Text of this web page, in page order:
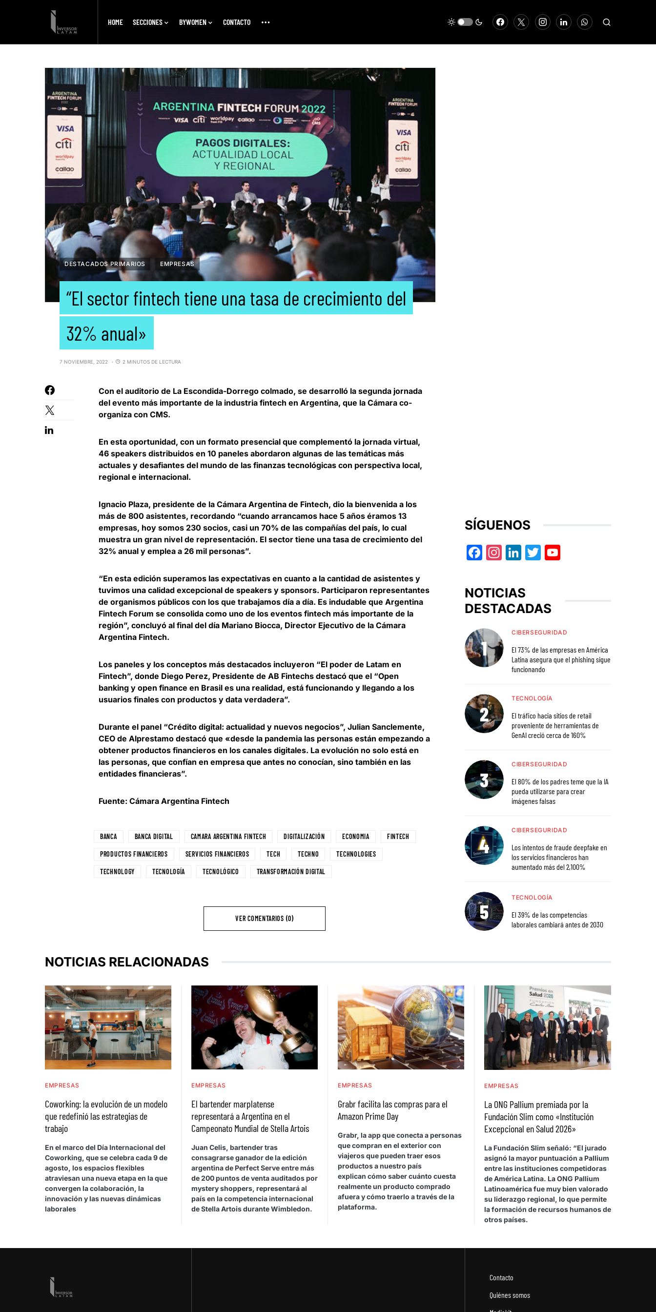
HOME SECCIONES BYWOMEN CONTACTO
DESTACADOS PRIMARIOS EMPRESAS
“El sector fintech tiene una tasa de crecimiento del
32% anual»
7 NOVIEMBRE, 2022 2 MINUTOS DE LECTURA
Con el auditorio de La Escondida-Dorrego colmado, se desarrolló la segunda jornada
del evento más importante de la industria fintech en Argentina, que la Cámara co-
organiza con CMS.
En esta oportunidad, con un formato presencial que complementó la jornada virtual,
46 speakers distribuidos en 10 paneles abordaron algunas de las temáticas más
actuales y desafiantes del mundo de las finanzas tecnológicas con perspectiva local,
regional e internacional.
Ignacio Plaza, presidente de la Cámara Argentina de Fintech, dio la bienvenida a los
más de 800 asistentes, recordando “cuando arrancamos hace 5 años éramos 13
empresas, hoy somos 230 socios, casi un 70% de las compañías del país, lo cual
muestra un gran nivel de representación. El sector tiene una tasa de crecimiento del
32% anual y emplea a 26 mil personas”.
“En esta edición superamos las expectativas en cuanto a la cantidad de asistentes y
tuvimos una calidad excepcional de speakers y sponsors. Participaron representantes
de organismos públicos con los que trabajamos día a día. Es indudable que Argentina
Fintech Forum se consolida como uno de los eventos fintech más importante de la
región”, concluyó al final del día Mariano Biocca, Director Ejecutivo de la Cámara
Argentina Fintech.
Los paneles y los conceptos más destacados incluyeron “El poder de Latam en
Fintech”, donde Diego Perez, Presidente de AB Fintechs destacó que el “Open
banking y open finance en Brasil es una realidad, está funcionando y llegando a los
usuarios finales con productos y data verdadera”.
Durante el panel “Crédito digital: actualidad y nuevos negocios”, Julian Sanclemente,
CEO de Alprestamo destacó que «desde la pandemia las personas están empezando a
obtener productos financieros en los canales digitales. La evolución no solo está en
las personas, que confían en empresa que antes no conocían, sino también en las
entidades financieras”.
Fuente: Cámara Argentina Fintech
BANCA BANCA DIGITAL CAMARA ARGENTINA FINTECH DIGITALIZACIÓN ECONOMIA FINTECH
PRODUCTOS FINANCIEROS SERVICIOS FINANCIEROS TECH TECHNO TECHNOLOGIES
TECHNOLOGY TECNOLOGÍA TECNOLÓGICO TRANSFORMACIÓN DIGITAL
VER COMENTARIOS (0)
SÍGUENOS
Facebook
Instagram
LinkedIn
Twitter
NOTICIAS
DESTACADAS
CIBERSEGURIDAD
El 73% de las empresas en América
Latina asegura que el phishing sigue
funcionando
TECNOLOGÍA
El tráfico hacia sitios de retail
proveniente de herramientas de
GenAI creció cerca de 160%
CIBERSEGURIDAD
El 80% de los padres teme que la IA
pueda utilizarse para crear
imágenes falsas
CIBERSEGURIDAD
Los intentos de fraude deepfake en
los servicios financieros han
aumentado más del 2,100%
TECNOLOGÍA
El 39% de las competencias
laborales cambiará antes de 2030
NOTICIAS RELACIONADAS
EMPRESAS
Coworking: la evolución de un modelo
que redefinió las estrategias de
trabajo
En el marco del Día Internacional del
Coworking, que se celebra cada 9 de
agosto, los espacios flexibles
atraviesan una nueva etapa en la que
convergen la colaboración, la
innovación y las nuevas dinámicas
laborales
EMPRESAS
El bartender marplatense
representará a Argentina en el
Campeonato Mundial de Stella Artois
Juan Celis, bartender tras
consagrarse ganador de la edición
argentina de Perfect Serve entre más
de 200 puntos de venta auditados por
mystery shoppers, representará al
país en la competencia internacional
de Stella Artois durante Wimbledon.
EMPRESAS
Grabr facilita las compras para el
Amazon Prime Day
Grabr, la app que conecta a personas
que compran en el exterior con
viajeros que pueden traer esos
productos a nuestro país
explican cómo saber cuánto cuesta
realmente un producto comprado
afuera y cómo traerlo a través de la
plataforma.
EMPRESAS
La ONG Pallium premiada por la
Fundación Slim como «Institución
Excepcional en Salud 2026»
La Fundación Slim señaló: “El jurado
asignó la mayor puntuación a Pallium
entre las instituciones competidoras
de América Latina. La ONG Pallium
Latinoamérica fue muy bien valorado
su liderazgo regional, lo que permite
la formación de recursos humanos de
otros países.
Contacto
Quiénes somos